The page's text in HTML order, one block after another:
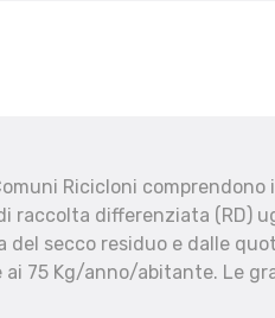
Ricicloni
raccolta differenziata (RD)
del secco residuo e dalle
75 Kg/anno/abitante. Le